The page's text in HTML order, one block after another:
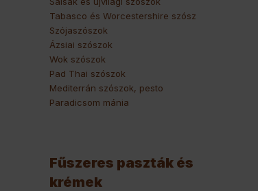
Tabasco és Worcestershire szósz
Szójaszószok
Ázsiai szószok
Wok szószok
Pad Thai szószok
Mediterrán szószok, pesto
Paradicsom mánia
Fűszeres paszták és
krémek